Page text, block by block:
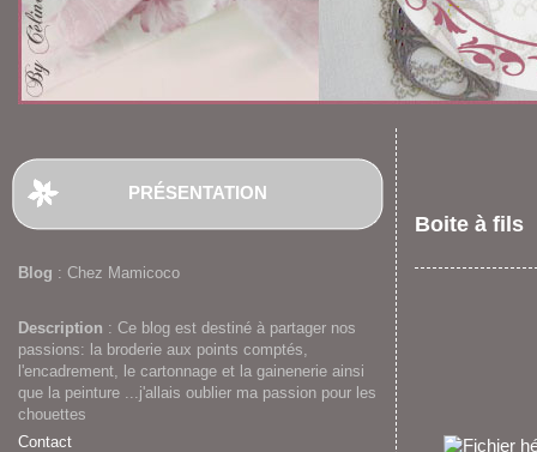
PRÉSENTATION
Blog : Chez Mamicoco
Description : Ce blog est destiné à partager nos
passions: la broderie aux points comptés,
l'encadrement, le cartonnage et la gainenerie ainsi
que la peinture ...j'allais oublier ma passion pour les
chouettes
Contact
Boite à fils